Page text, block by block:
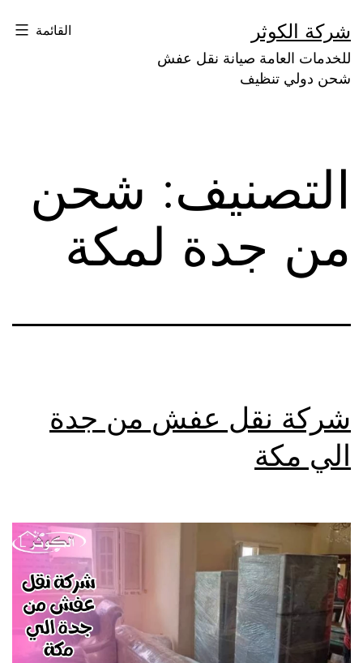
إلى
المحتوى
شركة الكوثر
للخدمات العامة صيانة نقل عفش
شحن دولي تنظيف
القائمة
التصنيف: شحن
من جدة لمكة
شركة نقل عفش من جدة
الي مكة